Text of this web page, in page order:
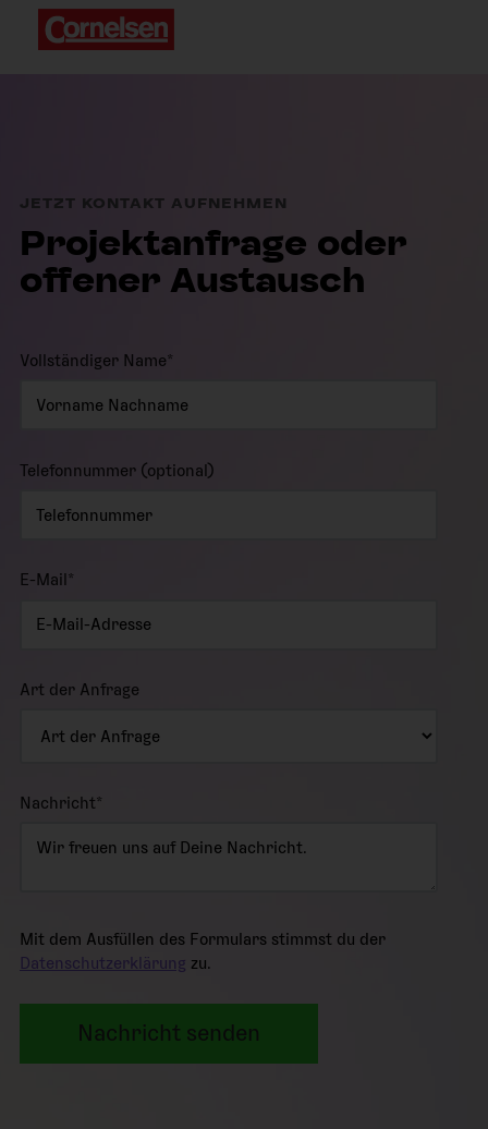
JETZT KONTAKT AUFNEHMEN
Projektanfrage oder
offener Austausch
Vollständiger Name*
Telefonnummer (optional)
E-Mail*
Art der Anfrage
Nachricht*
Mit dem Ausfüllen des Formulars stimmst du der
Datenschutzerklärung zu.